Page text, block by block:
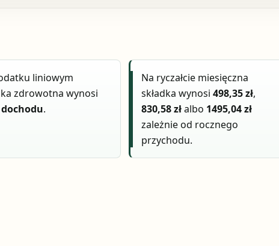
liniowym
zdrowotna wynosi
dochodu.
Na ryczałcie miesięczna
składka wynosi498,35 zł,
830,58 złalbo 1495,04 zł
zależnie od rocznego
przychodu.